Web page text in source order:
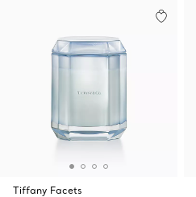
Tiffany Facets